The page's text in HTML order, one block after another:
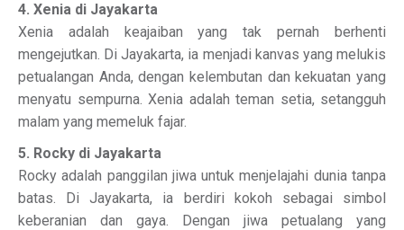
4. Xenia di Jayakarta
Xenia adalah keajaiban yang tak pernah berhenti
mengejutkan. Di Jayakarta, ia menjadi kanvas yang melukis
petualangan Anda, dengan kelembutan dan kekuatan yang
menyatu sempurna. Xenia adalah teman setia, setangguh
malam yang memeluk fajar.
5. Rocky di Jayakarta
Rocky adalah panggilan jiwa untuk menjelajahi dunia tanpa
batas. Di Jayakarta, ia berdiri kokoh sebagai simbol
keberanian dan gaya. Dengan jiwa petualang yang